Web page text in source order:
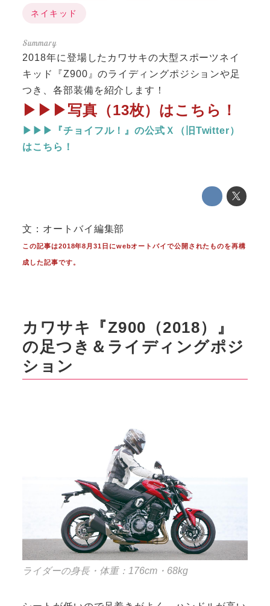
ネイキッド
2018年に登場したカワサキの大型スポーツネイ
キッド『Z900』のライディングポジションや足
つき、各部装備を紹介します！
▶▶▶写真（13枚）はこちら！
▶▶▶『チョイフル！』の公式Ｘ（旧Twitter）
はこちら！
文：オートバイ編集部
この記事は2018年8月31日にwebオートバイで公開されたものを再構
成した記事です。
カワサキ『Z900（2018）』
の足つき＆ライディングポジ
ション
ライダーの身長・体重：176cm・68kg